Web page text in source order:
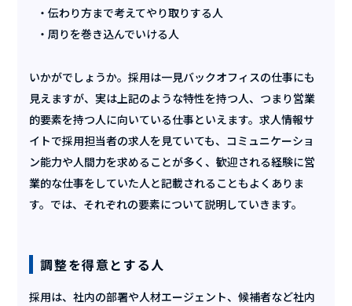
伝わり方まで考えてやり取りする人
周りを巻き込んでいける人
いかがでしょうか。採用は一見バックオフィスの仕事にも
見えますが、実は上記のような特性を持つ人、つまり営業
的要素を持つ人に向いている仕事といえます。求人情報サ
イトで採用担当者の求人を見ていても、コミュニケーショ
ン能力や人間力を求めることが多く、歓迎される経験に営
業的な仕事をしていた人と記載されることもよくありま
す。では、それぞれの要素について説明していきます。
調整を得意とする人
採用は、社内の部署や人材エージェント、候補者など社内